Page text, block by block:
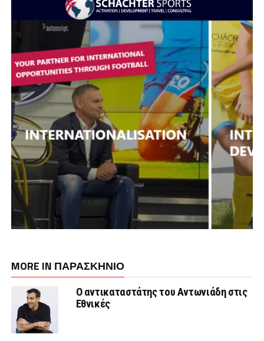
MORE IN ΠΑΡΑΣΚΉΝΙΟ
Ο αντικαταστάτης του Αντωνιάδη στις
Εθνικές